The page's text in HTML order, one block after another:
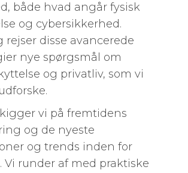
både hvad angår fysisk
og cybersikkerhed.
rejser disse avancerede
nye spørgsmål om
og privatliv, som vi
vi på fremtidens
og de nyeste
og trends inden for
Vi runder af med praktiske